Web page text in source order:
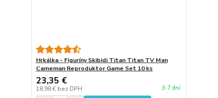
Hrkálka - Figuríny Skibidi Titan Titan TV Man
Cameman Reproduktor Game Set 10 ks
23,35 €
18,98 € bez DPH 3-7 dní